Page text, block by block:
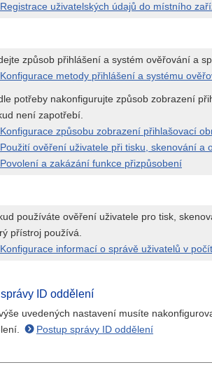
Registrace uživatelských údajů do místního
způsob přihlášení a systém ověřování a
Konfigurace metody přihlášení a systému
potřeby nakonfigurujte způsob zobrazení
není zapotřebí.
Konfigurace způsobu zobrazení přihlašovací
Použití ověření uživatele při tisku, skenování a
Povolení a zakázání funkce přizpůsobení
používáte ověření uživatele pro tisk,
přístroj používá.
Konfigurace informací o správě uživatelů v
ID oddělení
uvedených nastavení musíte
Postup správy ID oddělení